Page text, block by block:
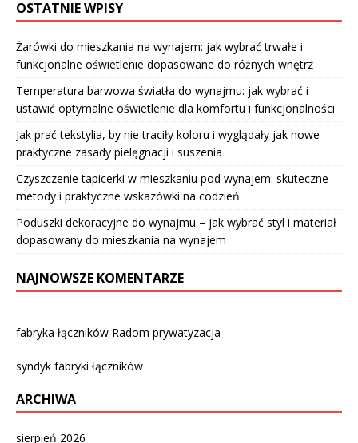
OSTATNIE WPISY
Żarówki do mieszkania na wynajem: jak wybrać trwałe i
funkcjonalne oświetlenie dopasowane do różnych wnętrz
Temperatura barwowa światła do wynajmu: jak wybrać i
ustawić optymalne oświetlenie dla komfortu i funkcjonalności
Jak prać tekstylia, by nie traciły koloru i wyglądały jak nowe –
praktyczne zasady pielęgnacji i suszenia
Czyszczenie tapicerki w mieszkaniu pod wynajem: skuteczne
metody i praktyczne wskazówki na codzień
Poduszki dekoracyjne do wynajmu – jak wybrać styl i materiał
dopasowany do mieszkania na wynajem
NAJNOWSZE KOMENTARZE
fabryka łączników Radom prywatyzacja
syndyk fabryki łączników
ARCHIWA
sierpień 2026